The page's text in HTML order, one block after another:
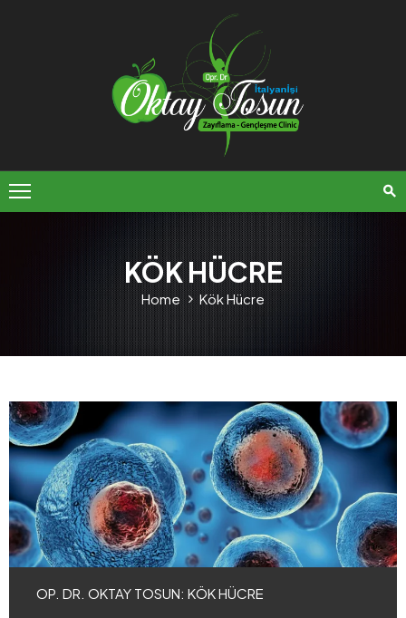
TEDAVILER
KÖK HÜCRE
Home Kök Hücre
OP. DR. OKTAY TOSUN: KÖK HÜCRE